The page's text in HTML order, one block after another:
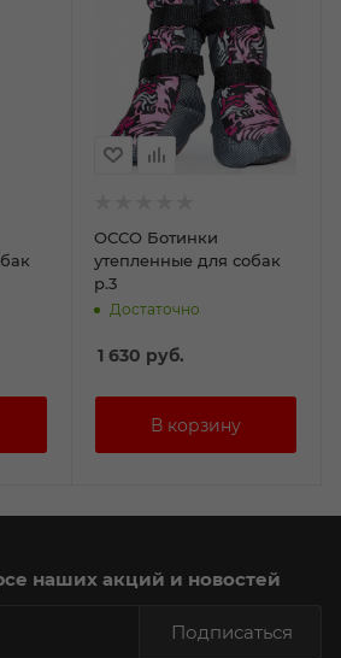
ОССО Ботинки
утепленные для собак
р.3
Достаточно
1 630 руб.
наших акций и новостей
Подписаться